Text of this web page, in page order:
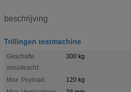
beschrijving
Trillingen testmachine
Geschatte
sinuskracht:
300 kg
Max. Poyload:
120 kg